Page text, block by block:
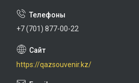
+7 (701) 877-00-22
https://qazsouvenir.kz/